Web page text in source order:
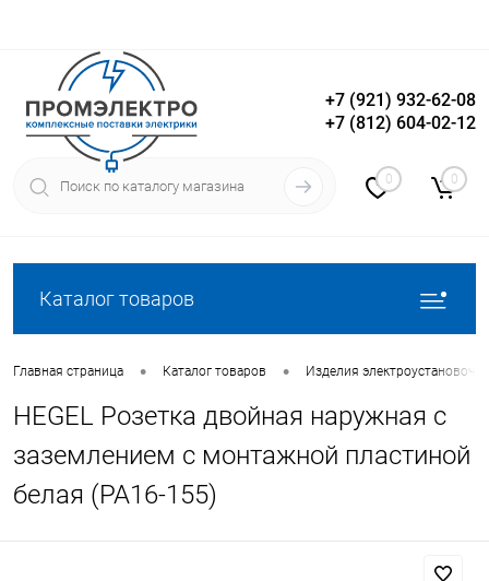
Вход Регистрация
+7 (921) 932-62-08
+7 (812) 604-02-12
0 0
Каталог товаров
Главная страница • Каталог товаров • Изделия
HEGEL Розетка двойная наружная с
заземлением с монтажной пластиной
белая (РА16-155)